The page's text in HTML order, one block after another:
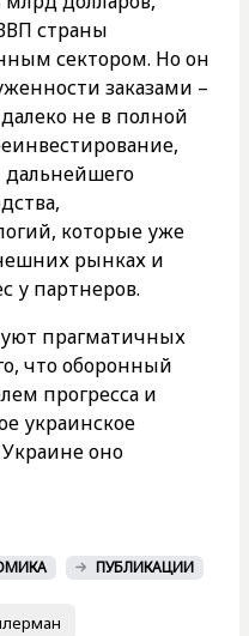
страны
сектором. Но он
заказами –
не в полной
дальнейшего
которые уже
рынках и
у партнеров.
прагматичных
что оборонный
прогресса и
украинское
оно
ПУБЛИКАЦИИ